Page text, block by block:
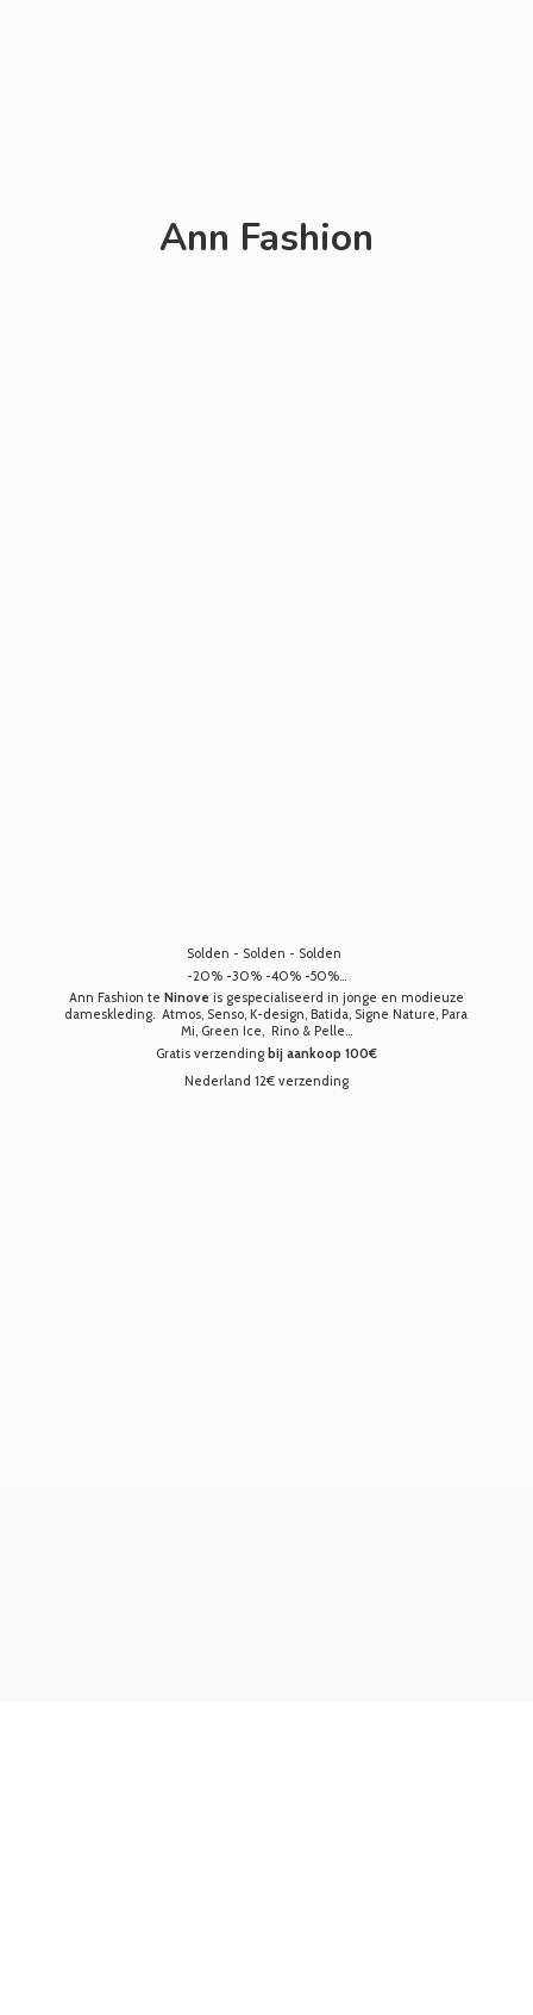
Ann Fashion
Solden - Solden - Solden
-20% -30% -40% -50%...
Ann Fashion te Ninove is gespecialiseerd in jonge en modieuze
dameskleding. Atmos, Senso, K-design, Batida, Signe Nature, Para
Mi, Green Ice, Rino & Pelle...
Gratis verzending bij aankoop 100€
Nederland 12€ verzending